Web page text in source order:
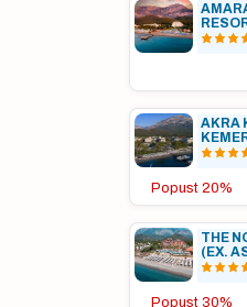
AKRA
Popust 20%
THE
(EX.
Popust 30%